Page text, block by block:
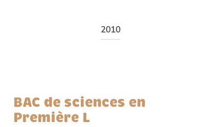
2010
BAC de sciences en
Première L